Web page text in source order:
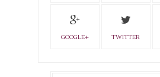
GOOGLE+ TWITTER